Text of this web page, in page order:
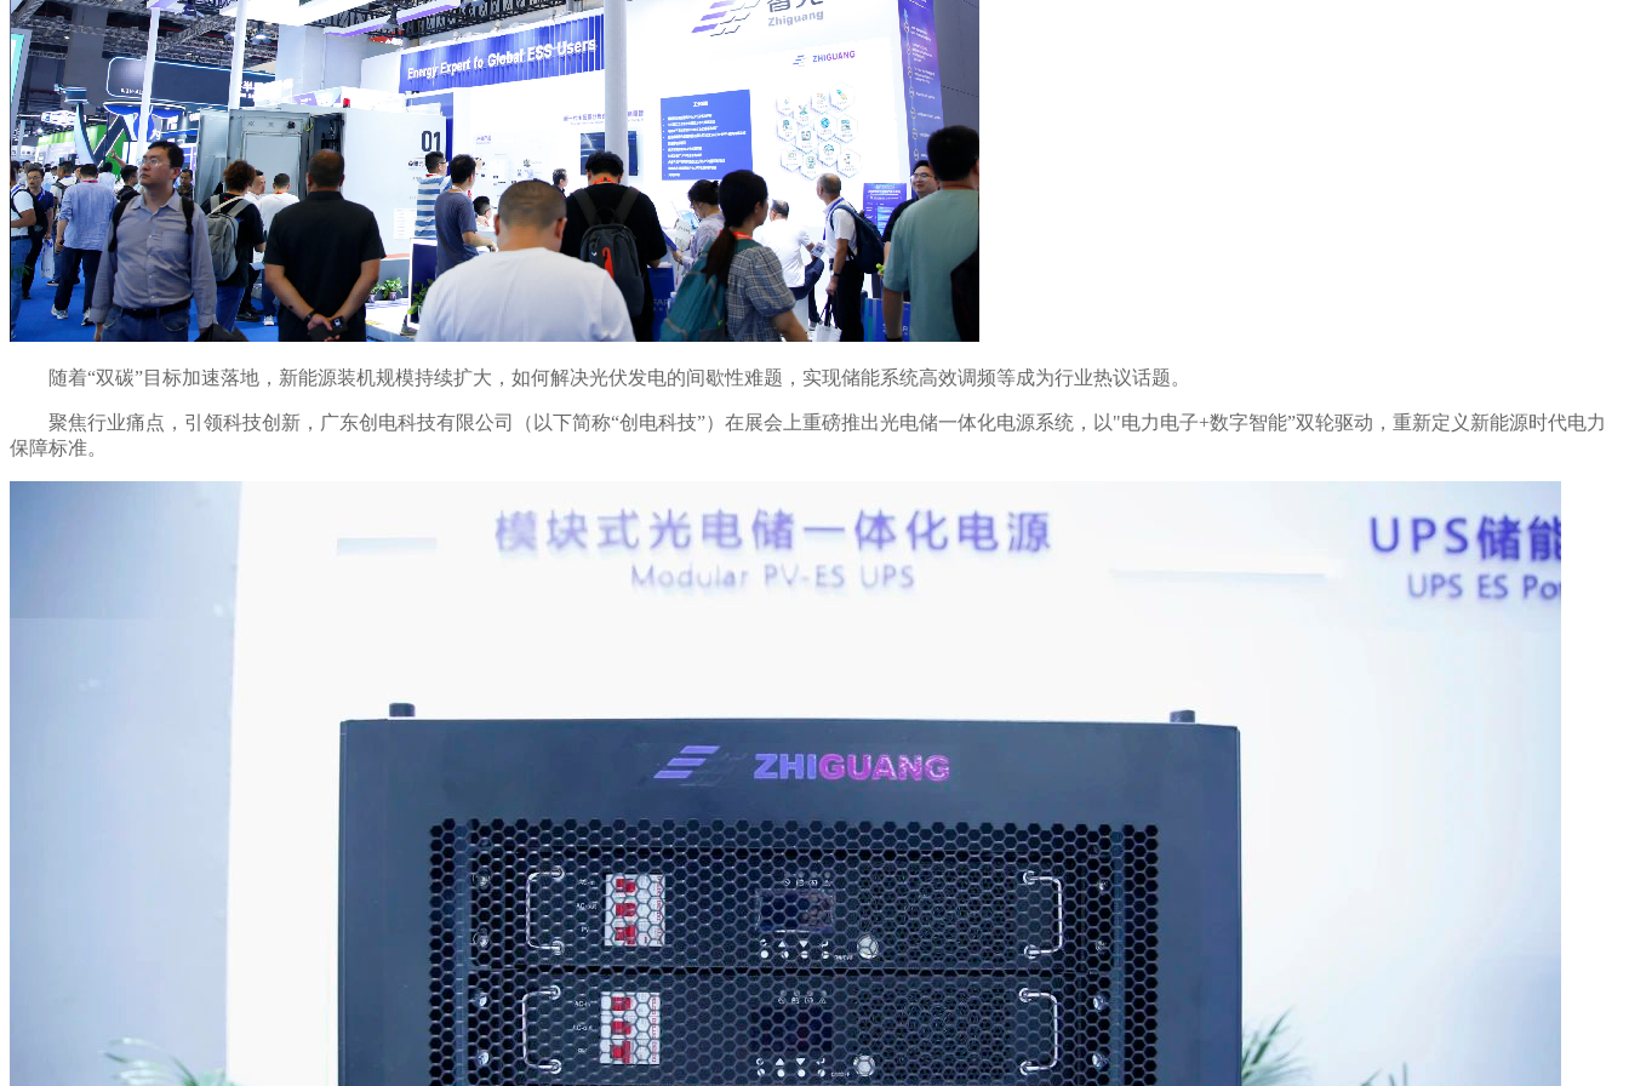
随着“双碳”目标加速落地，新能源装机规模持续扩大，如何解决光伏发电的间歇性难题，实现储能系统高效调频等成为行业热议话题。
聚焦行业痛点，引领科技创新，广东创电科技有限公司（以下简称“创电科技”）在展会上重磅推出光电储一体化电源系统，以"电力电子+数字智能”双轮驱动，重新定义新能源时代电力
保障标准。